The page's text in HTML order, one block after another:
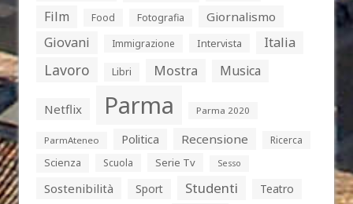
Film Food Fotografia Giornalismo
Giovani Immigrazione Intervista Italia
Lavoro Libri Mostra Musica
Netflix Parma Parma 2020
ParmAteneo Politica Recensione
Ricerca
Scienza
Scuola Serie Tv Sesso
Sostenibilità Sport Studenti Teatro